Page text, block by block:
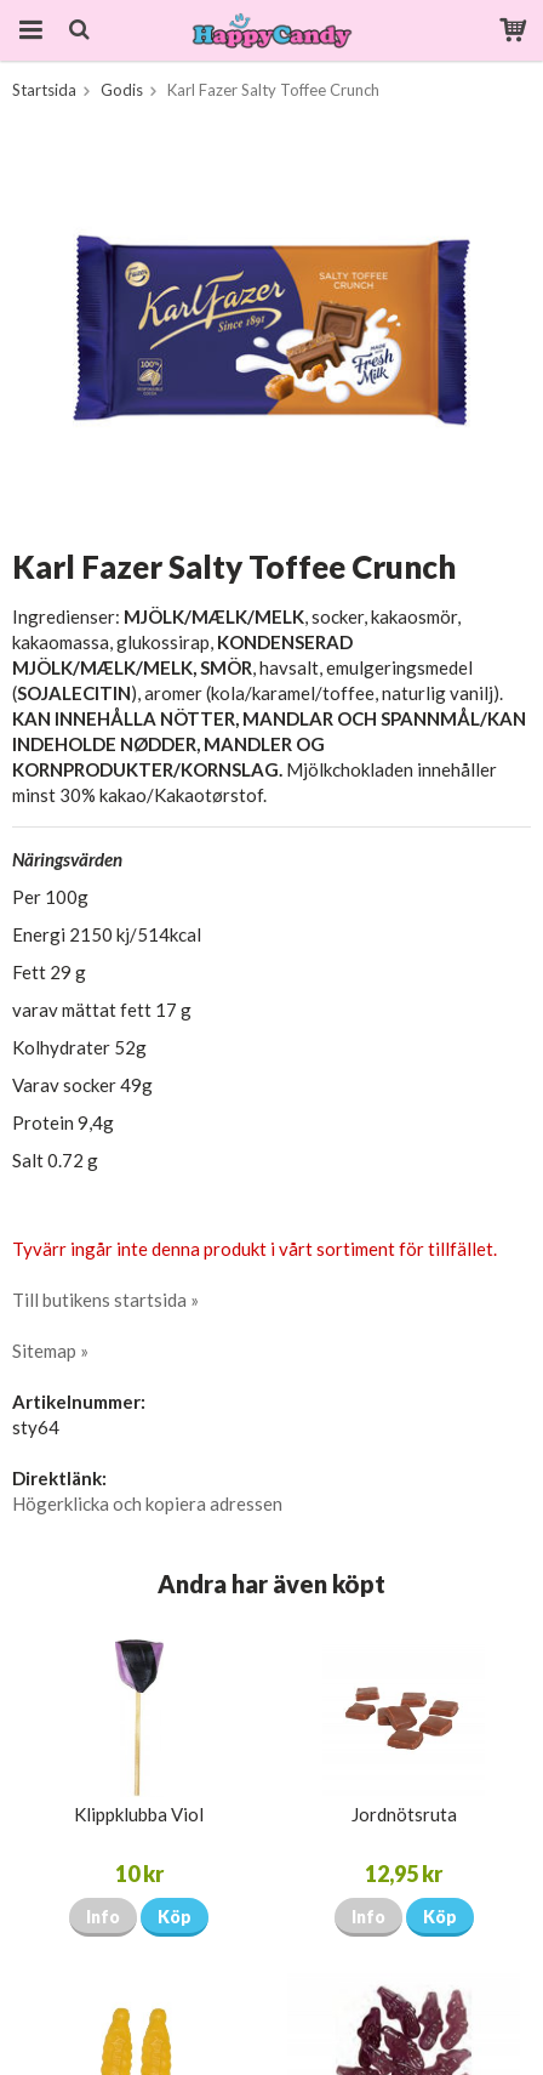
Startsida Godis Karl Fazer Salty Toffee Crunch
Karl Fazer Salty Toffee Crunch
Ingredienser: MJÖLK/MÆLK/MELK, socker, kakaosmör,
kakaomassa, glukossirap, KONDENSERAD
MJÖLK/MÆLK/MELK, SMÖR, havsalt, emulgeringsmedel
(SOJALECITIN), aromer (kola/karamel/toffee, naturlig vanilj).
KAN INNEHÅLLA NÖTTER, MANDLAR OCH SPANNMÅL/KAN
INDEHOLDE NØDDER, MANDLER OG
KORNPRODUKTER/KORNSLAG. Mjölkchokladen innehåller
minst 30% kakao/Kakaotørstof.
Näringsvärden
Per 100g
Energi 2150 kj/514kcal
Fett 29 g
varav mättat fett 17 g
Kolhydrater 52g
Varav socker 49g
Protein 9,4g
Salt 0.72 g
Tyvärr ingår inte denna produkt i vårt sortiment för tillfället.
Till butikens startsida »
Sitemap »
Artikelnummer:
sty64
Direktlänk:
Högerklicka och kopiera adressen
Andra har även köpt
Klippklubba Viol
10 kr
Info Köp
Jordnötsruta
12,95 kr
Info Köp